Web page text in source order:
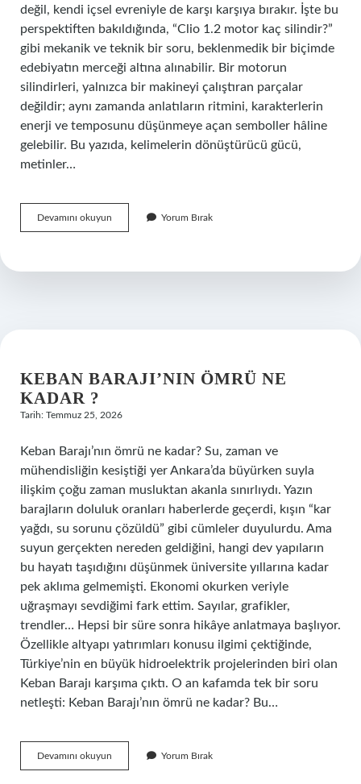
değil, kendi içsel evreniyle de karşı karşıya bırakır. İşte bu
perspektiften bakıldığında, “Clio 1.2 motor kaç silindir?”
gibi mekanik ve teknik bir soru, beklenmedik bir biçimde
edebiyatın merceği altına alınabilir. Bir motorun
silindirleri, yalnızca bir makineyi çalıştıran parçalar
değildir; aynı zamanda anlatıların ritmini, karakterlerin
enerji ve temposunu düşünmeye açan semboller hâline
gelebilir. Bu yazıda, kelimelerin dönüştürücü gücü,
metinler…
Devamını okuyun
1.2
silindir
Yorum Bırak
KEBAN BARAJI’NIN ÖMRÜ NE
KADAR ?
Tarih: Temmuz 25, 2026
Keban Barajı’nın ömrü ne kadar? Su, zaman ve
mühendisliğin kesiştiği yer Ankara’da büyürken suyla
ilişkim çoğu zaman musluktan akanla sınırlıydı. Yazın
barajların doluluk oranları haberlerde geçerdi, kışın “kar
yağdı, su sorunu çözüldü” gibi cümleler duyulurdu. Ama
suyun gerçekten nereden geldiğini, hangi dev yapıların
bu hayatı taşıdığını düşünmek üniversite yıllarına kadar
pek aklıma gelmemişti. Ekonomi okurken veriyle
uğraşmayı sevdiğimi fark ettim. Sayılar, grafikler,
trendler… Hepsi bir süre sonra hikâye anlatmaya başlıyor.
Özellikle altyapı yatırımları konusu ilgimi çektiğinde,
Türkiye’nin en büyük hidroelektrik projelerinden biri olan
Keban Barajı karşıma çıktı. O an kafamda tek bir soru
netleşti: Keban Barajı’nın ömrü ne kadar? Bu…
Devamını okuyun
Barajı’nın
Yorum Bırak